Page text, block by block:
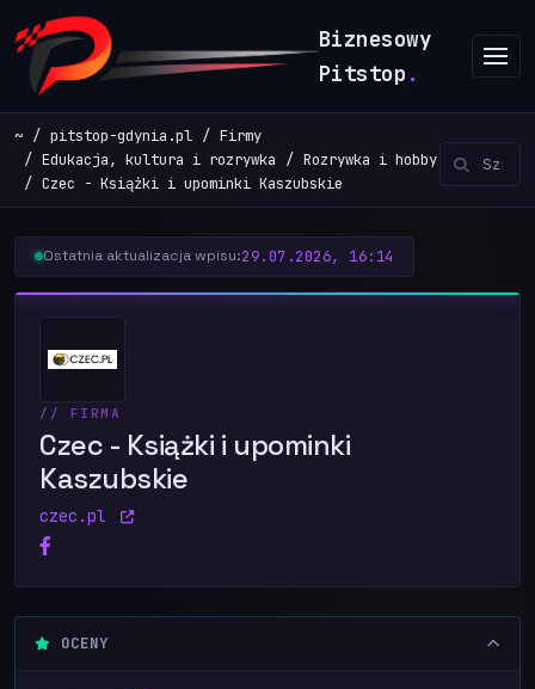
Biznesowy
Pitstop .
~ pitstop-gdynia.pl
Firmy
Edukacja, kultura i rozrywka
Rozrywka i hobby
Czec - Książki i upominki Kaszubskie
Ostatnia aktualizacja wpisu:29.07.2026, 16:14
// FIRMA
Czec - Książki i upominki
Kaszubskie
czec.pl
OCENY